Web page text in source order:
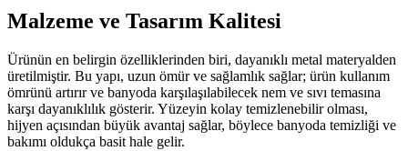
Malzeme ve Tasarım Kalitesi
Ürünün en belirgin özelliklerinden biri, dayanıklı metal materyalden
üretilmiştir. Bu yapı, uzun ömür ve sağlamlık sağlar; ürün kullanım
ömrünü artırır ve banyoda karşılaşılabilecek nem ve sıvı temasına
karşı dayanıklılık gösterir. Yüzeyin kolay temizlenebilir olması,
hijyen açısından büyük avantaj sağlar, böylece banyoda temizliği ve
bakımı oldukça basit hale gelir.